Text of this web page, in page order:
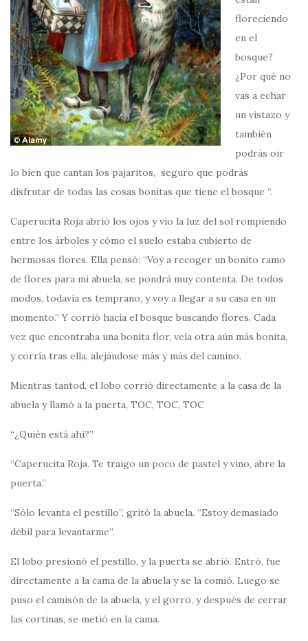
floreciendo
en el
bosque?
¿Por qué no
vas a echar
un vistazo y
también
podrás oir
lo bien que cantan los pajaritos, seguro que podrás
disfrutar de todas las cosas bonitas que tiene el bosque “.
Caperucita Roja abrió los ojos y vio la luz del sol rompiendo
entre los árboles y cómo el suelo estaba cubierto de
hermosas flores. Ella pensó: “Voy a recoger un bonito ramo
de flores para mi abuela, se pondrá muy contenta. De todos
modos, todavía es temprano, y voy a llegar a su casa en un
momento.” Y corrió hacia el bosque buscando flores. Cada
vez que encontraba una bonita flor, veía otra aún más bonita,
y corría tras ella, alejándose más y más del camino.
Mientras tantod, el lobo corrió directamente a la casa de la
abuela y llamó a la puerta, TOC, TOC, TOC
“¿Quién está ahí?”
“Caperucita Roja. Te traigo un poco de pastel y vino, abre la
puerta.”
“Sólo levanta el pestillo”, gritó la abuela. “Estoy demasiado
débil para levantarme”.
El lobo presionó el pestillo, y la puerta se abrió. Entró, fue
directamente a la cama de la abuela y se la comió. Luego se
puso el camisón de la abuela, y el gorro, y después de cerrar
las cortinas, se metió en la cama.